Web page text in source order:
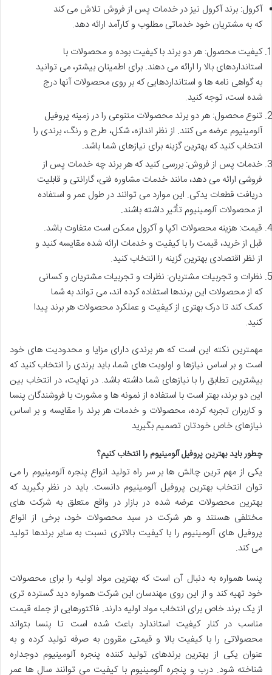
آکرول: برند آکرول نیز در خدمات پس از فروش تلاش می کند
که به مشتریان خود خدماتی مطلوب و کارآمد ارائه دهد.
کیفیت محصول: هر دو برند با کیفیت بوده و محصولات با
استانداردهای بالا را ارائه می دهند. برای اطمینان بیشتر، می توانید
به گواهی نامه ها و استانداردهایی که بر روی محصولات آنها درج
شده است، توجه کنید.
تنوع محصول: هر دو برند محصولات متنوعی را در زمینه پروفیل
آلومینیوم عرضه می کنند. از نظر اندازه، شکل، طرح و رنگ، برندی را
انتخاب کنید که بهترین گزینه برای نیازهای شما باشد.
خدمات پس از فروش: بررسی کنید که هر برند چه خدمات پس از
فروشی ارائه می دهد، مانند خدمات مشاوره فنی، گارانتی و قابلیت
دریافت قطعات یدکی. این موارد می توانند در طول عمر و استفاده
از محصولات آلومینیوم تأثیر داشته باشند.
قیمت: هزینه محصولات اکپا و آکرول ممکن است متفاوت باشد.
قبل از خرید، قیمت را با کیفیت و خدمات ارائه شده مقایسه کنید و
از نظر اقتصادی بهترین گزینه را انتخاب کنید.
نظرات و تجربیات مشتریان: نظرات و تجربیات مشتریان و کسانی
که از محصولات این برندها استفاده کرده اند، می تواند به شما
کمک کند تا درک بهتری از کیفیت و عملکرد محصولات هر برند پیدا
کنید.
مهمترین نکته این است که هر برندی دارای مزایا و محدودیت های خود
است و بر اساس نیازها و اولویت های شما، باید برندی را انتخاب کنید که
بیشترین تطابق را با نیازهای شما داشته باشد. در نهایت، در انتخاب بین
این دو برند، بهتر است با استفاده از نمونه ها و مشورت با فروشندگان پنسا
و کاربران تجربه کرده، محصولات و خدمات هر برند را مقایسه و بر اساس
نیازهای خاص خودتان تصمیم بگیرید
چطور باید بهترین پروفیل آلومینیوم را انتخاب کنیم؟
یکی از مهم ترین چالش ها بر سر راه تولید انواع پنجره آلومینیوم را می
توان انتخاب بهترین پروفیل آلومینیوم دانست. باید در نظر بگیرید که
بهترین محصولات عرضه شده در بازار در واقع متعلق به شرکت های
مختلفی هستند و هر شرکت در سبد محصولات خود، برخی از انواع
پروفیل های آلومینیوم را با کیفیت بالاتری نسبت به سایر برندها تولید
می کند.
پنسا همواره به دنبال آن است که بهترین مواد اولیه را برای محصولات
خود تهیه کند و از این روی مهندسان این شرکت همواره دید گسترده تری
از یک برند خاص برای انتخاب مواد اولیه دارند. فاکتورهایی از جمله قیمت
مناسب در کنار کیفیت استاندارد باعث شده است تا پنسا بتواند
محصولاتی را با کیفیت بالا و قیمتی مقرون به صرفه تولید کرده و به
عنوان یکی از بهترین برندهای تولید کننده پنجره آلومینیوم دوجداره
شناخته شود. درب و پنجره آلومینیوم با کیفیت می توانند سال ها عمر